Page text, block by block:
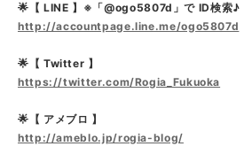
🌟【 LINE 】※「@ogo5807d」で ID検索♪
http://accountpage.line.me/ogo5807d
🌟【 Twitter 】
https://twitter.com/Rogia_Fukuoka
🌟【 アメブロ 】
http://ameblo.jp/rogia-blog/